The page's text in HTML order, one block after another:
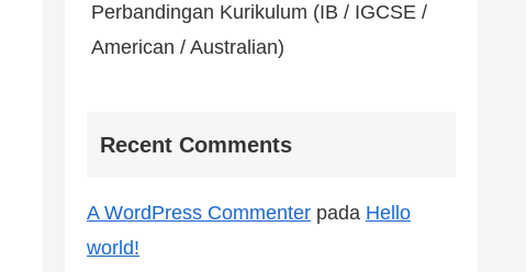
Perbandingan Kurikulum (IB / IGCSE /
American / Australian)
Recent Comments
A WordPress Commenter pada Hello
world!